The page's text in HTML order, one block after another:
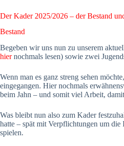
Der Kader 2025/2026 – der Bestand
Bestand
Begeben wir uns nun zu unserem
hiernochmals lesen) sowie zwei
Wenn man es ganz streng sehen
eingegangen. Hier nochmals
beim Jahn – und somit viel Arbeit,
Was bleibt nun also zum Kader
hatte – spät mit Verpflichtungen um
spielen.